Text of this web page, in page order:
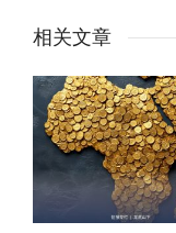
相关文章